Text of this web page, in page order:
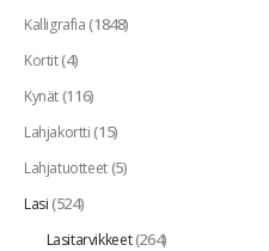
Kalligrafia(1848)
Kortit(4)
Kynät(116)
Lahjakortti(15)
Lahjatuotteet(5)
Lasi(524)
Lasitarvikkeet(264)